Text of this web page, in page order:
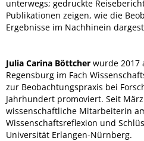
unterwegs; gedruckte
Publikationen zeigen, wie die
Ergebnisse im Nachhinein
Julia Carina Böttcher wurde 2017
Regensburg im Fach
zur Beobachtungspraxis bei
Jahrhundert promoviert. Seit
wissenschaftliche Mitarbeiterin
Wissenschaftsreflexion und
Universität Erlangen-Nürnberg.